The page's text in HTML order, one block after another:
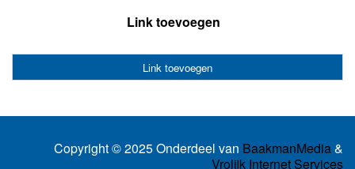
Link toevoegen
Link toevoegen
Copyright © 2025 Onderdeel van BaakmanMedia&
Vrolijk Internet Services